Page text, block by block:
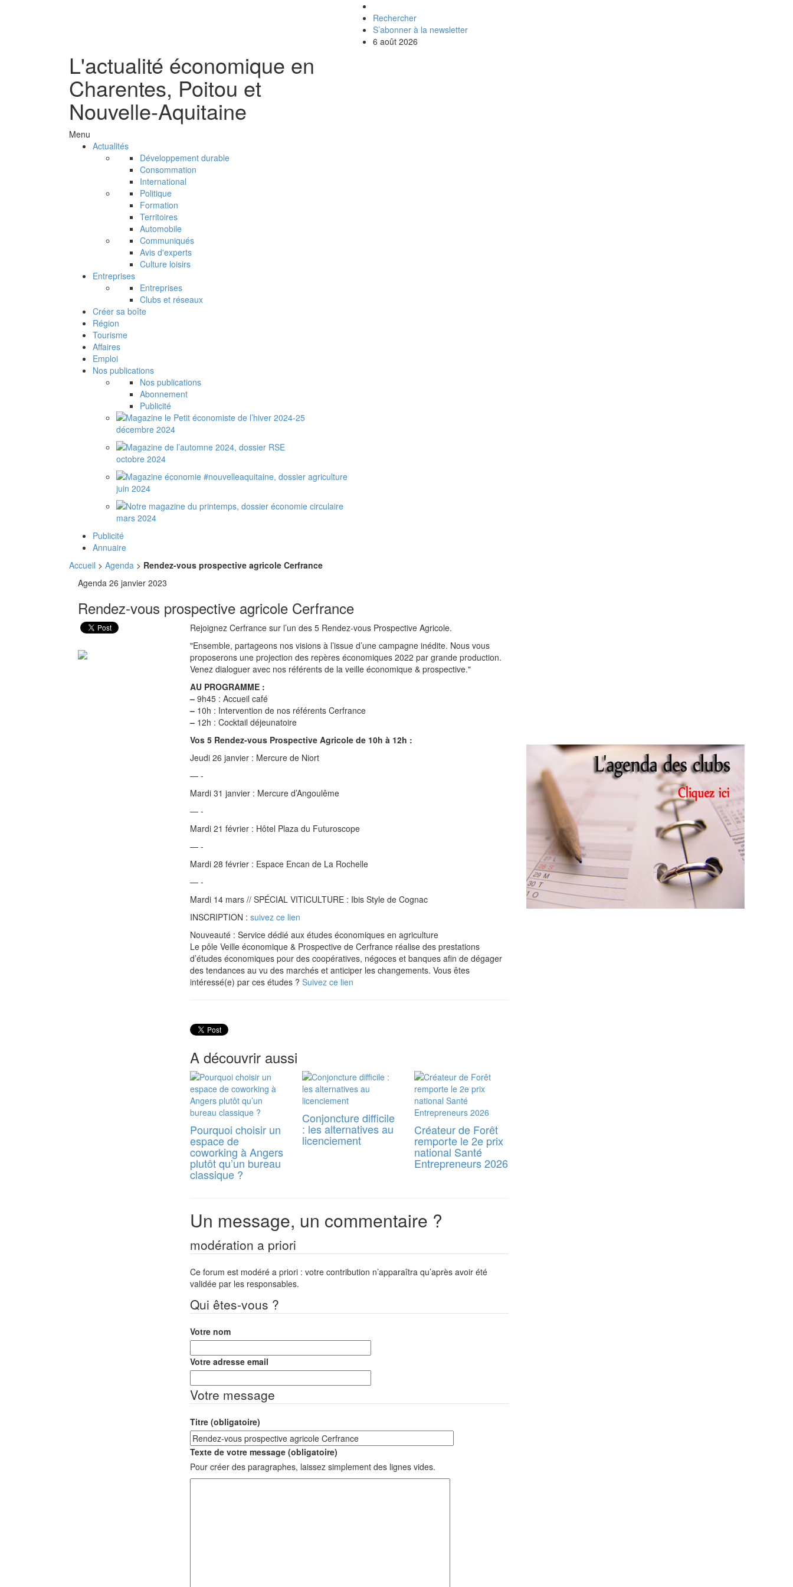
L'actualité économique en
Charentes, Poitou et
Nouvelle-Aquitaine
Rechercher
S’abonner à la newsletter
6 août 2026
Menu
Actualités
Développement durable
Consommation
International
Politique
Formation
Territoires
Automobile
Communiqués
Avis d'experts
Culture loisirs
Entreprises
Entreprises
Clubs et réseaux
Créer sa boîte
Région
Tourisme
Affaires
Emploi
Nos publications
Nos publications
Abonnement
Publicité
décembre 2024
octobre 2024
juin 2024
mars 2024
Publicité
Annuaire
Accueil > Agenda > Rendez-vous prospective agricole Cerfrance
Agenda 26 janvier 2023
Rendez-vous prospective agricole Cerfrance
Rejoignez Cerfrance sur l’un des 5 Rendez-vous Prospective Agricole.
"Ensemble, partageons nos visions à l’issue d’une campagne inédite. Nous vous
proposerons une projection des repères économiques 2022 par grande production.
Venez dialoguer avec nos référents de la veille économique & prospective."
AU PROGRAMME :
– 9h45 : Accueil café
– 10h : Intervention de nos référents Cerfrance
– 12h : Cocktail déjeunatoire
Vos 5 Rendez-vous Prospective Agricole de 10h à 12h :
Jeudi 26 janvier : Mercure de Niort
— -
Mardi 31 janvier : Mercure d’Angoulême
— -
Mardi 21 février : Hôtel Plaza du Futuroscope
— -
Mardi 28 février : Espace Encan de La Rochelle
— -
Mardi 14 mars // SPÉCIAL VITICULTURE : Ibis Style de Cognac
INSCRIPTION : suivez ce lien
Nouveauté : Service dédié aux études économiques en agriculture
Le pôle Veille économique & Prospective de Cerfrance réalise des prestations
d’études économiques pour des coopératives, négoces et banques afin de dégager
des tendances au vu des marchés et anticiper les changements. Vous êtes
intéressé(e) par ces études ? Suivez ce lien
A découvrir aussi
Pourquoi choisir un
espace de
coworking à Angers
plutôt qu’un bureau
classique ?
Conjoncture difficile
: les alternatives au
licenciement
Créateur de Forêt
remporte le 2e prix
national Santé
Entrepreneurs 2026
Un message, un commentaire ?
modération a priori
Ce forum est modéré a priori : votre contribution n’apparaîtra qu’après avoir été
validée par les responsables.
Qui êtes-vous ?
Votre nom
Votre adresse email
Votre message
Titre (obligatoire)
Texte de votre message (obligatoire)
Pour créer des paragraphes, laissez simplement des lignes vides.